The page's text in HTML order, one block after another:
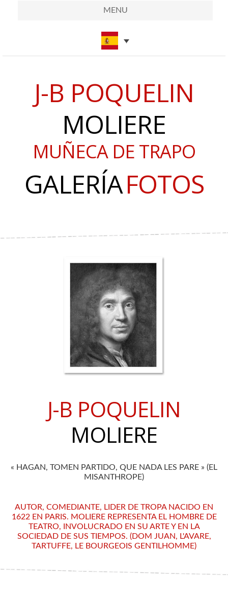
MENU
J-B POQUELIN
MOLIERE
MUÑECA DE TRAPO
GALERÍAFOTOS
J-B POQUELIN
MOLIERE
« HAGAN, TOMEN PARTIDO, QUE NADA LES PARE » (EL
MISANTHROPE)
AUTOR, COMEDIANTE, LIDER DE TROPA NACIDO EN
1622 EN PARIS. MOLIERE REPRESENTA EL HOMBRE DE
TEATRO, INVOLUCRADO EN SU ARTE Y EN LA
SOCIEDAD DE SUS TIEMPOS. (DOM JUAN, L'AVARE,
TARTUFFE, LE BOURGEOIS GENTILHOMME)